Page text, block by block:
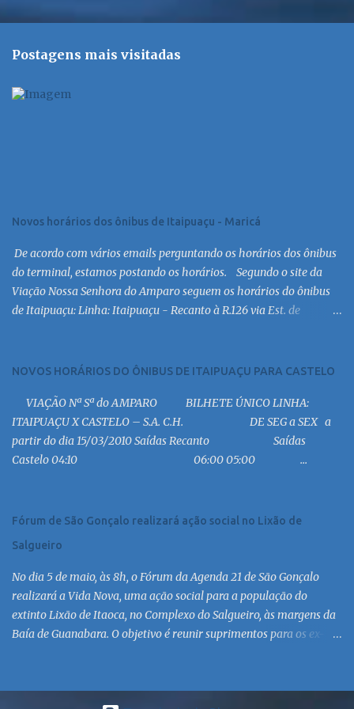
Postagens mais visitadas
Novos horários dos ônibus de Itaipuaçu - Maricá
De acordo com vários emails perguntando os horários dos ônibus
do terminal, estamos postando os horários. Segundo o site da
Viação Nossa Senhora do Amparo seguem os horários do ônibus
de Itaipuaçu: Linha: Itaipuaçu - Recanto à R.126 via Est. de
13:30 MC 14:30 MC 15:30 MC 16:30 MC 17:00 MC 17:30 MC 18:30 MC
MC 8:30 MC 10:30 MC 12:30 MC 14:30 MC 15:30 MC 16:30 MC 17:30
MC 18:30 MC 19:30 MC 20:30 MC 21:30 MC 6:30 MC 7:30 MC 8:30
MC 9:30 MC 10:30 MC 11:30 MC 12:30 MC 13:30 MC 14:30 MC 15:30
MC 16:30 MC 17:30 MC 18:30 MC 19:30 MC 20:30 MC 21:30 MC
NOVOS HORÁRIOS DO ÔNIBUS DE ITAIPUAÇU PARA CASTELO
VIAÇÃO Nª Sª do AMPARO BILHETE ÚNICO LINHA:
ITAIPUAÇU X CASTELO – S.A. C.H. DE SEG a SEX a
partir do dia 15/03/2010 Saídas Recanto Saídas
Castelo 04:10 06:00 05:00 ...
Fórum de São Gonçalo realizará ação social no Lixão de
Salgueiro
No dia 5 de maio, às 8h, o Fórum da Agenda 21 de São Gonçalo
realizará a Vida Nova, uma ação social para a população do
extinto Lixão de Itaoca, no Complexo do Salgueiro, às margens da
Baía de Guanabara. O objetivo é reunir suprimentos para os ex-
participação de ONGs locais e da população do município. Aos